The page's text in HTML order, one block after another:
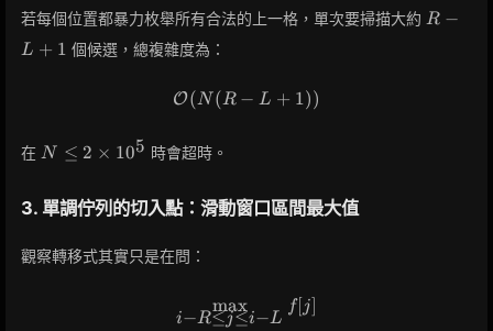
若每個位置都暴力枚舉所有合法的上一格，單次要掃描大約 R-
R −
L + 1 個候選，總複雜度為：
\mathcal{O}(N(R-L+1))
O(N (R − L + 1))
在 N \le
10^5
N ≤ 2 × 105 時會超時。
3. 單調佇列的切入點：滑動窗口區間最大值
觀察轉移式其實只是在問：
\max_{i-R \le j \le i-L} f[j]
i−R≤j≤i−L
max f[ j